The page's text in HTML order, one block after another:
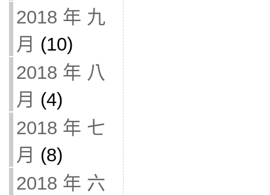
2018 年 九
月 (10)
2018 年 八
月 (4)
2018 年 七
月 (8)
2018 年 六